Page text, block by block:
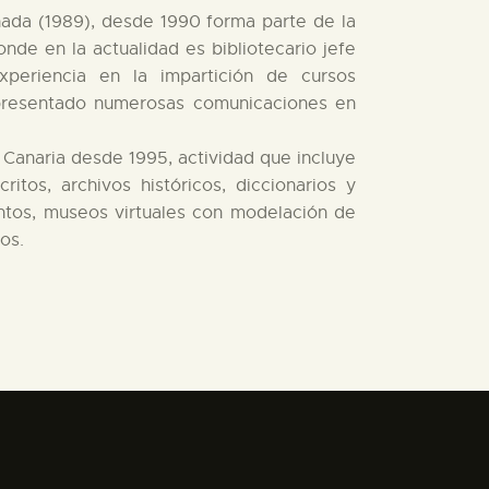
(1989), desde 1990 forma parte de la
en la actualidad es bibliotecario jefe
en la impartición de cursos
numerosas comunicaciones en
desde 1995, actividad que incluye
archivos históricos, diccionarios y
museos virtuales con modelación de